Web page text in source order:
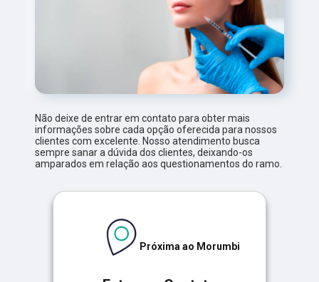
Não deixe de entrar em contato para obter mais
informações sobre cada opção oferecida para nossos
clientes com excelente. Nosso atendimento busca
sempre sanar a dúvida dos clientes, deixando-os
amparados em relação aos questionamentos do ramo.
Próxima ao Morumbi